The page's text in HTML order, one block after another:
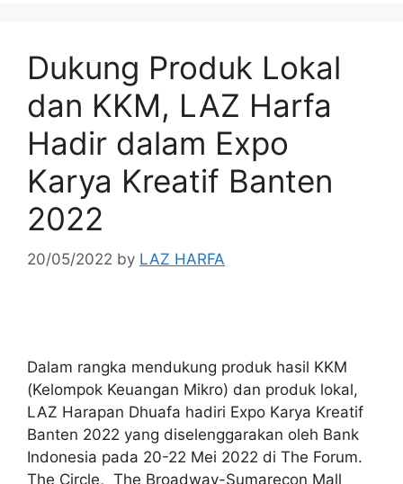
Dukung Produk Lokal
dan KKM, LAZ Harfa
Hadir dalam Expo
Karya Kreatif Banten
2022
20/05/2022 by LAZ HARFA
Dalam rangka mendukung produk hasil KKM
(Kelompok Keuangan Mikro) dan produk lokal,
LAZ Harapan Dhuafa hadiri Expo Karya Kreatif
Banten 2022 yang diselenggarakan oleh Bank
Indonesia pada 20-22 Mei 2022 di The Forum.
The Circle, The Broadway-Sumarecon Mall